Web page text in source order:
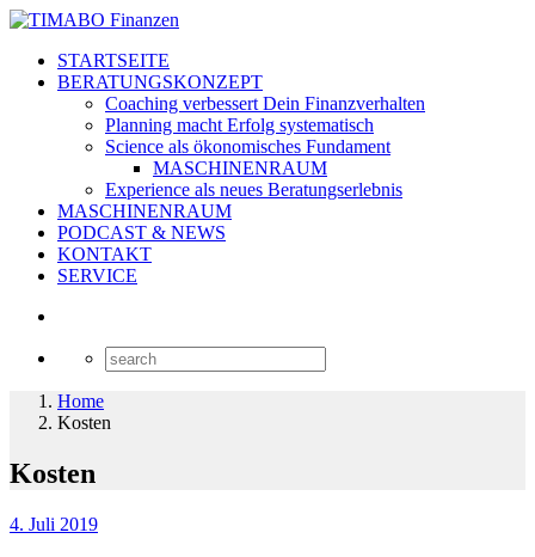
STARTSEITE
BERATUNGSKONZEPT
Coaching verbessert Dein Finanzverhalten
Planning macht Erfolg systematisch
Science als ökonomisches Fundament
MASCHINENRAUM
Experience als neues Beratungserlebnis
MASCHINENRAUM
PODCAST & NEWS
KONTAKT
SERVICE
Home
Kosten
Kosten
4. Juli 2019